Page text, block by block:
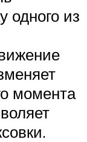
одного из
момента